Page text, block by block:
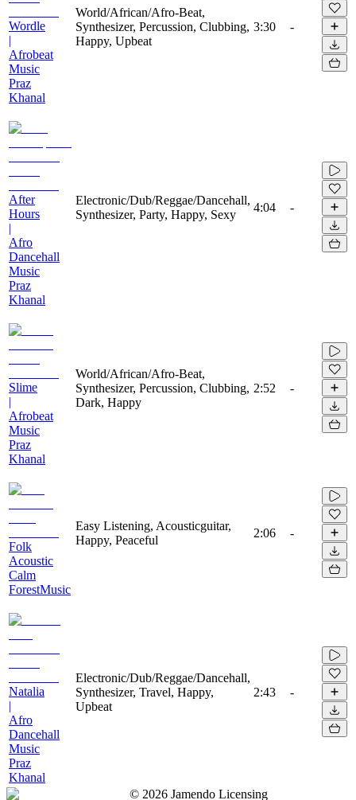
Wordle
|
Afrobeat
Music
Praz
Khanal
World/African/Afro-Beat,
Synthesizer, Percussion, Clubbing,
Happy, Upbeat
3:30 -
After
Hours
|
Afro
Dancehall
Music
Praz
Khanal
Electronic/Dub/Reggae/Dancehall,
Synthesizer, Party, Happy, Sexy
4:04 -
Slime
|
Afrobeat
Music
Praz
Khanal
World/African/Afro-Beat,
Synthesizer, Percussion, Clubbing,
Dark, Happy
2:52 -
Folk
Acoustic
Calm
ForestMusic
Easy Listening, Acousticguitar,
Happy, Peaceful
2:06 -
Natalia
|
Afro
Dancehall
Music
Praz
Khanal
Electronic/Dub/Reggae/Dancehall,
Synthesizer, Travel, Happy,
Upbeat
2:43 -
© 2026 Jamendo Licensing